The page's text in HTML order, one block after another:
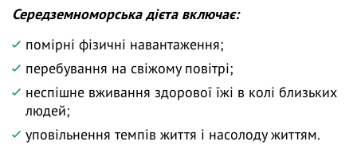
Середземноморська дієта включає:
помірні фізичні навантаження;
перебування на свіжому повітрі;
неспішне вживання здорової їжі в колі близьких
людей;
уповільнення темпів життя і насолоду життям.